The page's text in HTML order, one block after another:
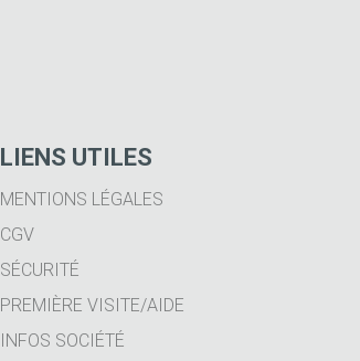
LIENS UTILES
MENTIONS LÉGALES
CGV
SÉCURITÉ
PREMIÈRE VISITE/AIDE
INFOS SOCIÉTÉ